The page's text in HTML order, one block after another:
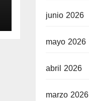
junio 2026
mayo 2026
abril 2026
marzo 2026